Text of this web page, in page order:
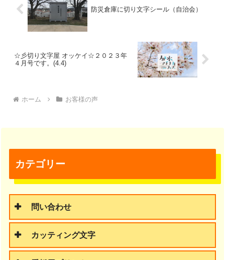
防災倉庫に切り文字シール（自治会）
☆彡切り文字屋 オッケイ☆２０２３年
４月号です。(4.4)
ホーム お客様の声
カテゴリー
問い合わせ
カッティング文字